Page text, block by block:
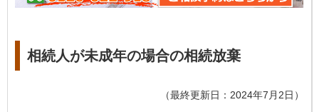
相続人が未成年の場合の相続放棄
（最終更新日：2024年7月2日）